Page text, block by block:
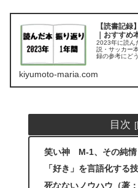
【読書記
｜おすすめ
2023年に読ん
説・サッカー
録の参考にどう
kiyumoto-maria.com
目次
笑い神 M-1、その純情
「好き」を言語化する
死なないノウハウ（著